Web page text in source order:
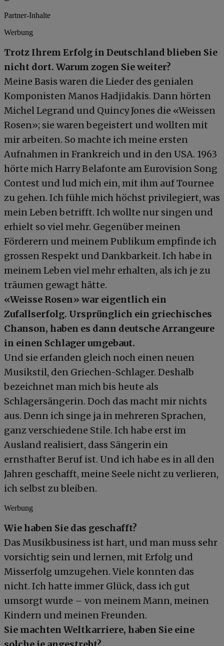
Partner-Inhalte
Werbung
Trotz Ihrem Erfolg in Deutschland blieben Sie
nicht dort. Warum zogen Sie weiter?
Meine Basis waren die Lieder des genialen
Komponisten Manos Hadjidakis. Dann hörten
Michel Legrand und Quincy Jones die «Weissen
Rosen»; sie waren begeistert und wollten mit
mir arbeiten. So machte ich meine ersten
Aufnahmen in Frankreich und in den USA. 1963
hörte mich Harry Belafonte am Eurovision Song
Contest und lud mich ein, mit ihm auf Tournee
zu gehen. Ich fühle mich höchst privilegiert, was
mein Leben betrifft. Ich wollte nur singen und
erhielt so viel mehr. Gegenüber meinen
Förderern und meinem Publikum empfinde ich
grossen Respekt und Dankbarkeit. Ich habe in
meinem Leben viel mehr erhalten, als ich je zu
träumen gewagt hätte.
«Weisse Rosen» war eigentlich ein
Zufallserfolg. Ursprünglich ein griechisches
Chanson, haben es dann deutsche Arrangeure
in einen Schlager umgebaut.
Und sie erfanden gleich noch einen neuen
Musikstil, den Griechen-Schlager. Deshalb
bezeichnet man mich bis heute als
Schlagersängerin. Doch das macht mir nichts
aus. Denn ich singe ja in mehreren Sprachen,
ganz verschiedene Stile. Ich habe erst im
Ausland realisiert, dass Sängerin ein
ernsthafter Beruf ist. Und ich habe es in all den
Jahren geschafft, meine Seele nicht zu verlieren,
ich selbst zu bleiben.
Werbung
Wie haben Sie das geschafft?
Das Musikbusiness ist hart, und man muss sehr
vorsichtig sein und lernen, mit Erfolg und
Misserfolg umzugehen. Viele konnten das
nicht. Ich hatte immer Glück, dass ich gut
umsorgt wurde – von meinem Mann, meinen
Kindern und meinen Freunden.
Sie machten Weltkarriere, haben Sie eine